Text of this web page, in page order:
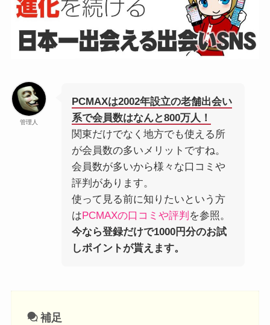
管理人
PCMAXは2002年設立の老舗出会い
系で会員数はなんと800万人！
関東だけでなく地方でも使える所
が会員数の多いメリットですね。
会員数が多いから様々な口コミや
評判があります。
使って見る前に知りたいという方
はPCMAXの口コミや評判 を参照。
今なら登録だけで1000円分のお試
しポイントが貰えます。
補足